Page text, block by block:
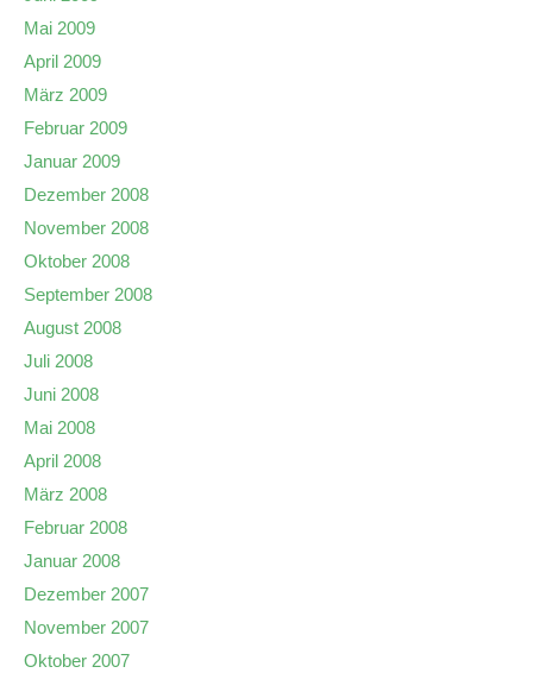
Mai 2009
April 2009
März 2009
Februar 2009
Januar 2009
Dezember 2008
November 2008
Oktober 2008
September 2008
August 2008
Juli 2008
Juni 2008
Mai 2008
April 2008
März 2008
Februar 2008
Januar 2008
Dezember 2007
November 2007
Oktober 2007